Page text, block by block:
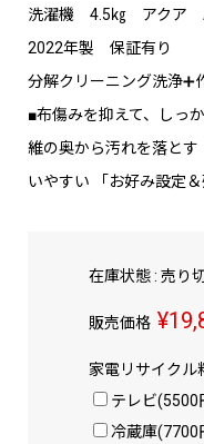
洗濯機 4.5㎏ アクア
2022年製 保証有り
分解クリーニング洗浄➕
■布傷みを抑えて、しっ
維の奥から汚れを落とす
いやすい 「お好み設定＆
在庫状態 : 売り
販売価格
家電リサイクル
テレビ(5500
冷蔵庫(7700